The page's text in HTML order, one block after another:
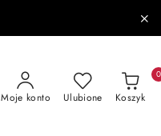
Moje konto Ulubione Koszyk
0